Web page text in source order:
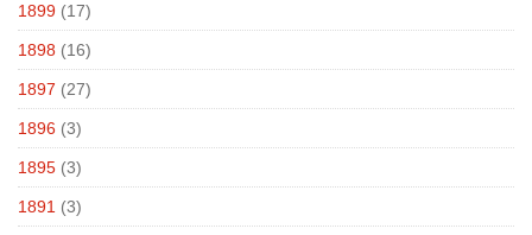
1899 (17)
1898 (16)
1897 (27)
1896 (3)
1895 (3)
1891 (3)